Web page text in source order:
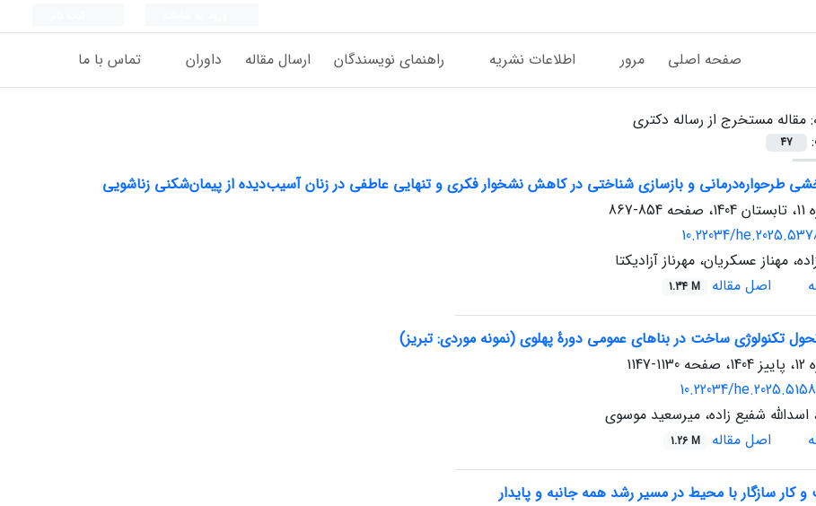
صفحه اصلی مرور اطلاعات نشریه راهنمای نویسندگان ارسال مقاله داوران تماس با ما
مقاله مستخرج از رساله دکتری
47
طرحواره‌درمانی و بازسازی شناختی در کاهش نشخوار فکری و تنهایی عاطفی در زنان آسیب‌دیده از پیمان‌شکنی زناشویی
854-867
10.22034/
مهناز عسکریان، مهرناز آزادیکتا
اصل مقاله 1.34 M
تکنولوژی ساخت در بناهای عمومی دورۀ پهلوی (نمونه موردی: تبریز)
1130-1147
10.22034/
شفیع زاده، میرسعید موسوی
اصل مقاله 1.26 M
سازگار با محیط در مسیر رشد همه جانبه و پایدار